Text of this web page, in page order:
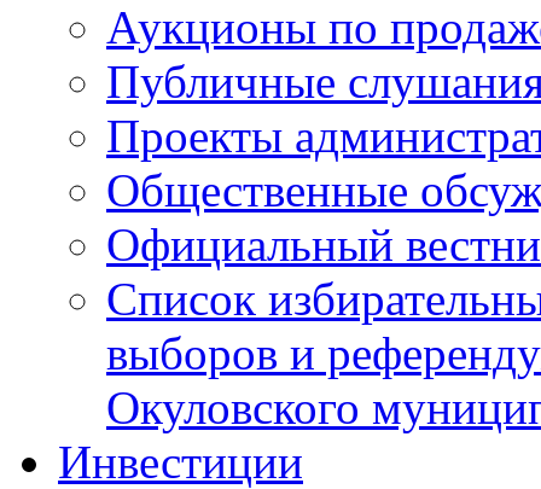
Аукционы по
Публичные
Проекты
Общественные
Официальный
Список
выборов и
Окуловского
Инвестиции